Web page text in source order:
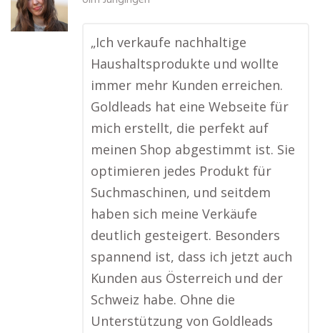
„Ich verkaufe nachhaltige
Haushaltsprodukte und wollte
immer mehr Kunden erreichen.
Goldleads hat eine Webseite für
mich erstellt, die perfekt auf
meinen Shop abgestimmt ist. Sie
optimieren jedes Produkt für
Suchmaschinen, und seitdem
haben sich meine Verkäufe
deutlich gesteigert. Besonders
spannend ist, dass ich jetzt auch
Kunden aus Österreich und der
Schweiz habe. Ohne die
Unterstützung von Goldleads